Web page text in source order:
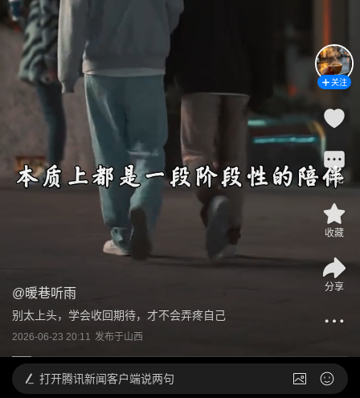
@暖巷听雨
别太上头，学会收回期待，才不会弄疼自己
2026-06-23 20:11 发布于山西
关注
评论
收藏
分享
打开腾讯新闻客户端说两句